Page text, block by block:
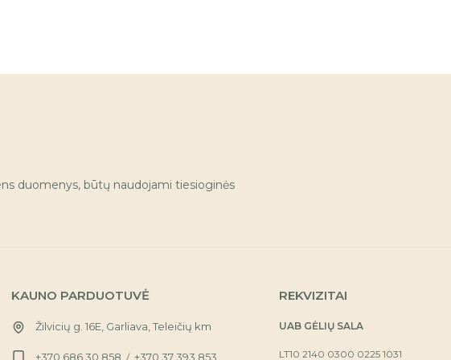
duomenys, būtų naudojami tiesioginės
KAUNO PARDUOTUVĖ
Žilvicių g. 16E, Garliava, Teleičių km
+370 686 30 858 / +370 37 393 853
REKVIZITAI
UAB GĖLIŲ SALA
LT10 2140 0300 0225 1031